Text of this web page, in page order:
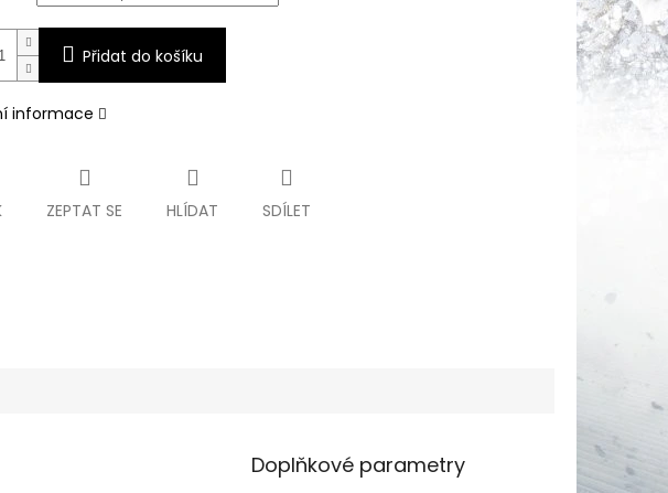
Přidat do košíku
informace
ZEPTAT SE HLÍDAT SDÍLET
Doplňkové parametry